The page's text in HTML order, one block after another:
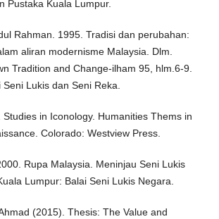
Pustaka Kuala Lumpur.
Rahman. 1995. Tradisi dan perubahan:
aliran modernisme Malaysia. Dlm.
Tradition and Change-ilham 95, hlm.6-9.
Lukis dan Seni Reka.
Studies in Iconology. Humanities Thems in
Colorado: Westview Press.
Rupa Malaysia. Meninjau Seni Lukis
Lumpur: Balai Seni Lukis Negara.
(2015). Thesis: The Value and